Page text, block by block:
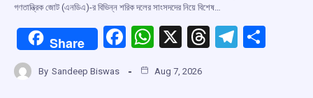
গণতান্ত্রিক জোট (এনডিএ)-র বিভিন্ন শরিক দলের সাংসদদের নিয়ে বিশেষ…
Share
F
ce
W
at
X
T
T
By Sandeep Biswas Aug 7, 2026